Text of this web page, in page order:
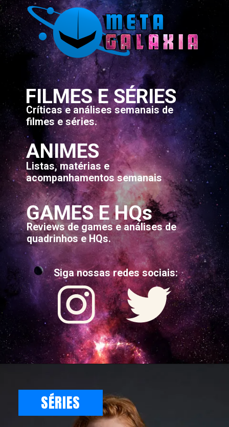
FILMES E SÉRIES
Críticas e análises semanais de
filmes e séries.
ANIMES
Listas, matérias e
acompanhamentos semanais
GAMES E HQs
Reviews de games e análises de
quadrinhos e HQs.
Siga nossas redes sociais:
SÉRIES